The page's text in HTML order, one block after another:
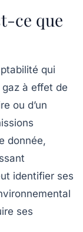
ce que
qui
gaz à effet de
ou d’un
donnée,
identifier ses
ses